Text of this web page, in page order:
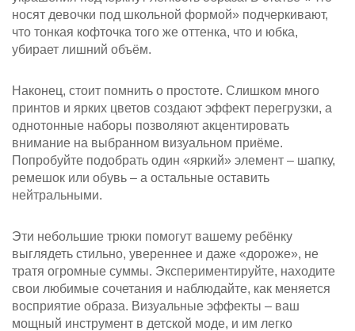
носят девочки под школьной формой» подчеркивают,
что тонкая кофточка того же оттенка, что и юбка,
убирает лишний объём.
Наконец, стоит помнить о простоте. Слишком много
принтов и ярких цветов создают эффект перегрузки, а
однотонные наборы позволяют акцентировать
внимание на выбранном визуальном приёме.
Попробуйте подобрать один «яркий» элемент – шапку,
ремешок или обувь – а остальные оставить
нейтральными.
Эти небольшие трюки помогут вашему ребёнку
выглядеть стильно, увереннее и даже «дороже», не
тратя огромные суммы. Экспериментируйте, находите
свои любимые сочетания и наблюдайте, как меняется
восприятие образа. Визуальные эффекты – ваш
мощный инструмент в детской моде, и им легко